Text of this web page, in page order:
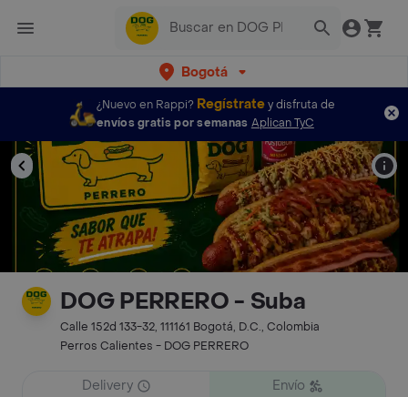
Bogotá
¿Nuevo en Rappi? Regístratey disfruta de
envíos gratis por semanas Aplican TyC
DOG PERRERO - Suba
Calle 152d 133-32, 111161 Bogotá, D.C., Colombia
Perros Calientes - DOG PERRERO
Delivery
Envío